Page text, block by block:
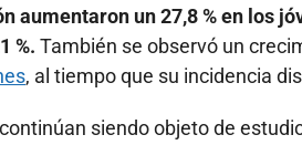
aumentaron un 27,8 % en los
%. También se observó un
, al tiempo que su incidencia
siendo objeto de